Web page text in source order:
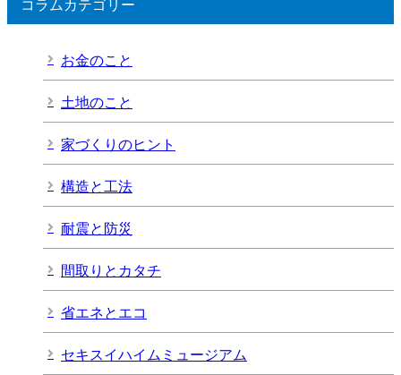
コラムカテゴリー
お金のこと
土地のこと
家づくりのヒント
構造と工法
耐震と防災
間取りとカタチ
省エネとエコ
セキスイハイムミュージアム